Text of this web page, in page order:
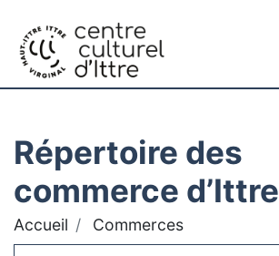
Répertoire des
commerce d’Ittre
Accueil Commerces